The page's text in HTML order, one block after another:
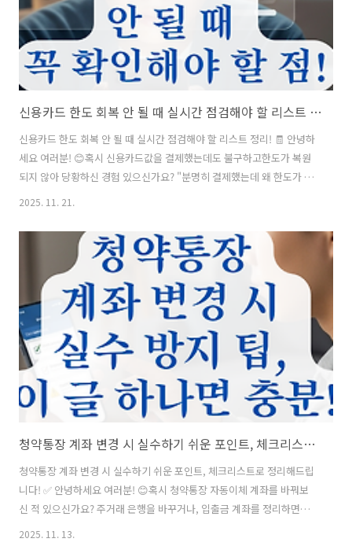
신용카드 한도 회복 안 될 때 실시간 점검해야 할 리스트 정리!
신용카드 한도 회복 안 될 때 실시간 점검해야 할 리스트 정리! 🧾 안녕하
세요 여러분! 😊혹시 신용카드값을 결제했는데도 불구하고한도가 복원
되지 않아 당황하신 경험 있으신가요? "분명히 결제했는데 왜 한도가 그
카드사에 항의하기 전에,미리 점검하면 마음도 편해지고 빠르게 해결될
수 있답니다. 📋 목차결제했는데 왜 한도가 그대로일까? 🤔한도 복원 지
연이 발생하는 주요 원인들 🧩체크리스트: 지금 바로 확인할 항목 정리
✅카드사별 고객센터 바로가기 링크 모음 📞한도 회복 지연을 막는 실전
꿀팁 💡자주 묻는 질문 (FAQ) ❓ 그럼, 첫 번째로 "결제했는데 왜 한도가
..
2025. 11. 21.
청약통장 계좌 변경 시 실수하기 쉬운 포인트, 체크리스트로 정리해드립니다!
청약통장 계좌 변경 시 실수하기 쉬운 포인트, 체크리스트로 정리해드립
니다! ✅ 안녕하세요 여러분! 😊혹시 청약통장 자동이체 계좌를 바꿔보
신 적 있으신가요? 주거래 은행을 바꾸거나, 입출금 계좌를 정리하면서
자동이체도 같이 변경하는 일이 자주 생기는데요. 생각보다 많은 분들이
2025. 11. 13.